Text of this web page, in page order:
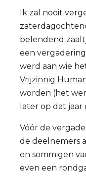
Ik zal nooit
belendend
een
werd aan wie
Vrijzinnig
worden (het
later op dat
Vóór de
de deelnemers
en sommigen
even een